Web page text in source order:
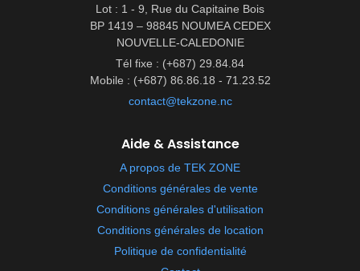
Lot : 1 - 9, Rue du Capitaine Bois
BP 1419 – 98845 NOUMEA CEDEX
NOUVELLE-CALEDONIE
Tél fixe : (+687) 29.84.84
Mobile : (+687) 86.86.18 - 71.23.52
contact@tekzone.nc
Aide & Assistance
A propos de TEK ZONE
Conditions générales de vente
Conditions générales d'utilisation
Conditions générales de location
Politique de confidentialité